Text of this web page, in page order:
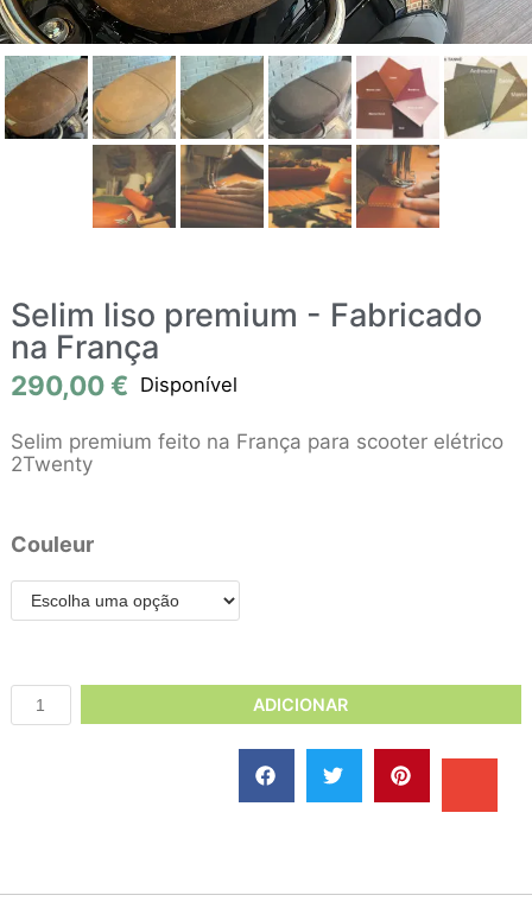
Selim liso premium - Fabricado
na França
290,00€ Disponível
Selim premium feito na França para scooter elétrico
2Twenty
Couleur
ADICIONAR